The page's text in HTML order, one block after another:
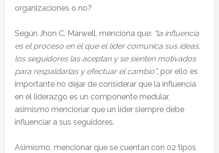
organizaciones o no?
Según Jhon C. Marwell, menciona que: “la influencia
es el proceso en el que el líder comunica sus ideas,
los seguidores las aceptan y se sienten motivados
para respaldarlas y efectuar el cambio”, por ello es
importante no dejar de considerar que la influencia
en el liderazgo es un componente medular,
asimismo mencionar que un líder siempre debe
influenciar a sus seguidores.
Asimismo, mencionar que se cuentan con 02 tipos